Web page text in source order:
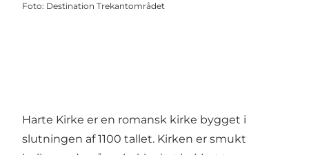
Foto: Destination Trekantområdet
Harte Kirke er en romansk kirke bygget i
slutningen af 1100 tallet. Kirken er smukt